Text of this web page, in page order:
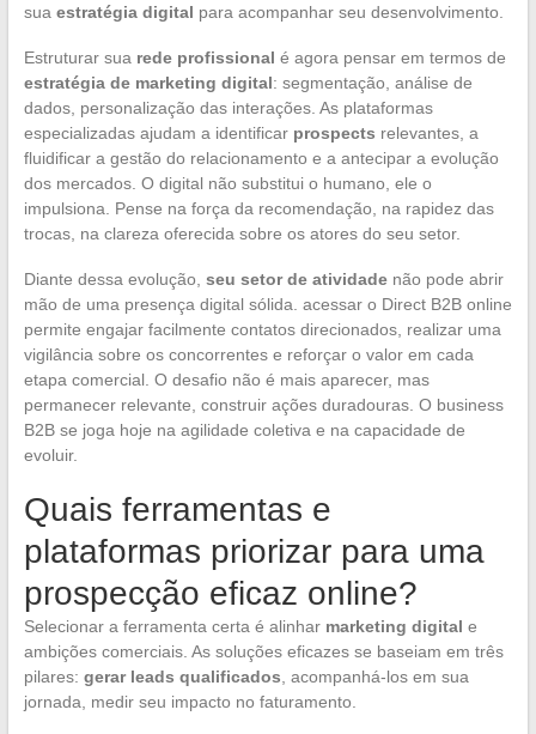
sua estratégia digital para acompanhar seu desenvolvimento.
Estruturar sua rede profissional é agora pensar em termos de
estratégia de marketing digital: segmentação, análise de
dados, personalização das interações. As plataformas
especializadas ajudam a identificar prospects relevantes, a
fluidificar a gestão do relacionamento e a antecipar a evolução
dos mercados. O digital não substitui o humano, ele o
impulsiona. Pense na força da recomendação, na rapidez das
trocas, na clareza oferecida sobre os atores do seu setor.
Diante dessa evolução, seu setor de atividadenão pode abrir
mão de uma presença digital sólida. acessar o Direct B2B online
permite engajar facilmente contatos direcionados, realizar uma
vigilância sobre os concorrentes e reforçar o valor em cada
etapa comercial. O desafio não é mais aparecer, mas
permanecer relevante, construir ações duradouras. O business
B2B se joga hoje na agilidade coletiva e na capacidade de
evoluir.
Quais ferramentas e
plataformas priorizar para uma
prospecção eficaz online?
Selecionar a ferramenta certa é alinhar marketing digital e
ambições comerciais. As soluções eficazes se baseiam em três
pilares: gerar leads qualificados , acompanhá-los em sua
jornada, medir seu impacto no faturamento.